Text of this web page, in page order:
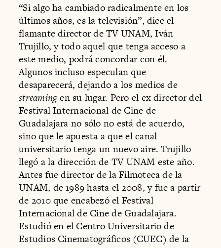
“Si algo ha cambiado radicalmente en los
últimos años, es la televisión”, dice el
flamante director de TV UNAM, Iván
Trujillo, y todo aquel que tenga acceso a
este medio, podrá concordar con él.
Algunos incluso especulan que
desaparecerá, dejando a los medios de
streamingen su lugar. Pero el ex director del
Festival Internacional de Cine de
Guadalajara no sólo no está de acuerdo,
sino que le apuesta a que el canal
universitario tenga un nuevo aire. Trujillo
llegó a la dirección de TV UNAM este año.
Antes fue director de la Filmoteca de la
UNAM, de 1989 hasta el 2008, y fue a partir
de 2010 que encabezó el Festival
Internacional de Cine de Guadalajara.
Estudió en el Centro Universitario de
Estudios Cinematográficos (CUEC) de la